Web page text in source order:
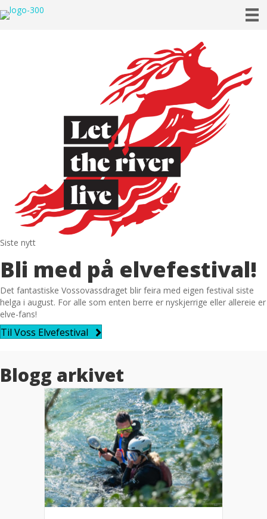
Siste nytt
Bli med på elvefestival!
Det fantastiske Vossovassdraget blir feira med eigen festival siste
helga i august. For alle som enten berre er nyskjerrige eller allereie er
elve-fans!
Til Voss Elvefestival
Blogg arkivet